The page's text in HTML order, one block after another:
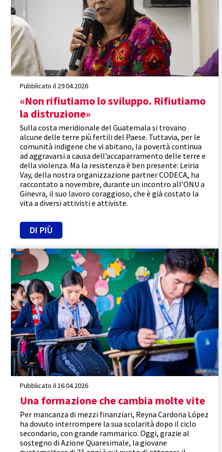
Pubblicato il 29.04.2026
«Non rifiutiamo lo sviluppo. Rifiutiamo
la distruzione»
Sulla costa meridionale del Guatemala si trovano
alcune delle terre più fertili del Paese. Tuttavia, per le
comunità indigene che vi abitano, la povertà continua
ad aggravarsi a causa dell’accaparramento delle terre e
della violenza. Ma la resistenza è ben presente: Leiria
Vay, della nostra organizzazione partner CODECA, ha
raccontato a novembre, durante un incontro all’ONU a
Ginevra, il suo lavoro coraggioso, che è già costato la
vita a diversi attivisti e attiviste.
DI PIÙ
Guatemala
Promuovere l'uguaglianza
Rafforzamento
Pubblicato il 16.04.2026
Una formazione che cambia molte vite
Per mancanza di mezzi finanziari, Reyna Cardona López
ha dovuto interrompere la sua scolarità dopo il ciclo
secondario, con grande rammarico. Oggi, grazie al
sostegno di Azione Quaresimale, la giovane